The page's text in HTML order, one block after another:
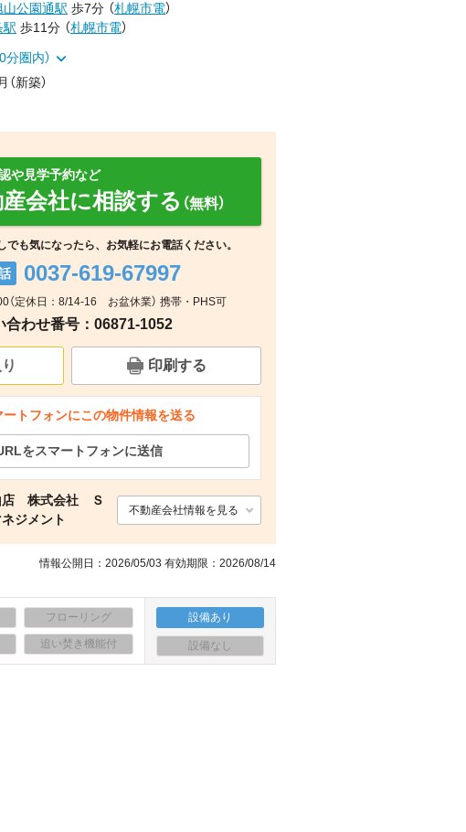
浴室 室内 玄関
公園通駅 歩7分 （札幌市電）
駅 歩11分 （札幌市電）
分圏内）
新築）
や見学予約など
会社に相談する （無料）
でも気になったら、お気軽にお電話ください。
0037-619-67997
（定休日：8/14-16 お盆休業） 携帯・PHS可
合わせ番号：06871-1052
印刷する
トフォンにこの物件情報を送る
をスマートフォンに送信
店 株式会社 Ｓ
ジメント
不動産会社情報を見る
情報公開日：2026/05/03 有効期限：2026/08/14
フローリング
追い焚き機能付
設備あり
設備なし